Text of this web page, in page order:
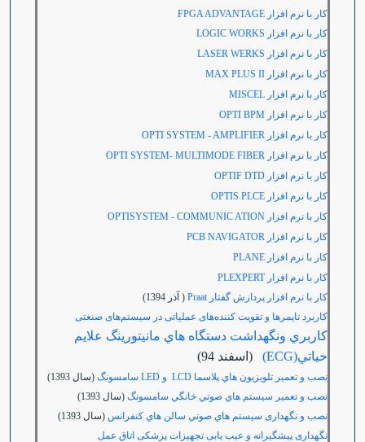
کار با نرم افزار FPGA ADVANTAGE
كار با نرم افزار LOGIC WORKS
کار با نرم افزار LASER WERKS
کار با نرم افزار MAX PLUS II
کار با نرم افزار MISCEL
کار با نرم افزار OPTI BPM
کار با نرم افزار OPTI SYSTEM - AMPLIFIER
کار با نرم افزار OPTI SYSTEM- MULTIMODE FIBER
کار با نرم افزار OPTIF DTD
کار با نرم افزار OPTIS PLCE
کار با نرم افزار OPTISYSTEM - COMMUNIC ATION
کار با نرم افزار PCB NAVIGATOR
کار با نرم افزار PLANE
کار با نرم افزارPLEXPERT
کار با نرم افزار پردازش گفتار Praat
( آذر 1394)
کاربرد تایمرها و تقویت کننده‌های عملیاتی در سیستم‌های صنعتی
كاربري ونگهداشت دستگاه هاي مانيتورينگ علايم
حياتي(ECG)
(اسفند 94)
نصب و تعمير تلويزيون هاي پلاسما LCD و LED سامسونگ
(سال 1393)
نصب و تعمير سيستم هاي صوتي خانگي سامسونگ (سال 1393)
نصب و نگهداری سيستم هاي صوتي سالن هاي کنفرانس (سال 1393)
نگهداری پیشگیرانه و عیب یابی تجهیزات پزشکی اتاق عمل